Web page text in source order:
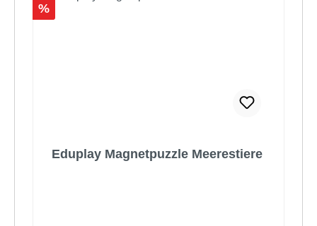
Rabatt
%
Eduplay Magnetpuzzle Meerestiere